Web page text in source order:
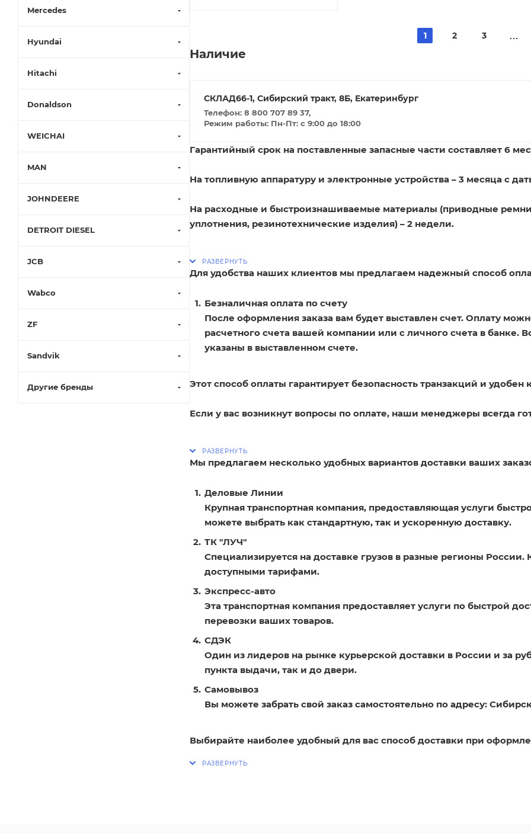
1 2 3
Наличие
СКЛАД66-1, Сибирский тракт, 8Б, Екатеринбург
Телефон: 8 800 707 89 37,
Режим работы: Пн-Пт: с 9:00 до 18:00
Гарантийный срок на поставленные запасные части составляет 6
На топливную аппаратуру и электронные устройства – 3 месяца с
На расходные и быстроизнашиваемые материалы (приводные
уплотнения, резинотехнические изделия) – 2 недели.
Для удобства наших клиентов мы предлагаем надежный способ
Безналичная оплата по счету
После оформления заказа вам будет выставлен счет. Оплату
расчетного счета вашей компании или с личного счета в банке.
указаны в выставленном счете.
Этот способ оплаты гарантирует безопасность транзакций и
Если у вас возникнут вопросы по оплате, наши менеджеры всегда
Мы предлагаем несколько удобных вариантов доставки ваших
Деловые Линии
Крупная транспортная компания, предоставляющая услуги
можете выбрать как стандартную, так и ускоренную доставку.
ТК "ЛУЧ"
Специализируется на доставке грузов в разные регионы
доступными тарифами.
Экспресс-авто
Эта транспортная компания предоставляет услуги по быстрой
перевозки ваших товаров.
СДЭК
Один из лидеров на рынке курьерской доставки в России и за
пункта выдачи, так и до двери.
Самовывоз
Вы можете забрать свой заказ самостоятельно по адресу:
Выбирайте наиболее удобный для вас способ доставки при
Mercedes
Hyundai
Hitachi
Donaldson
WEICHAI
MAN
JOHNDEERE
DETROIT DIESEL
JCB
Wabco
ZF
Sandvik
Другие бренды